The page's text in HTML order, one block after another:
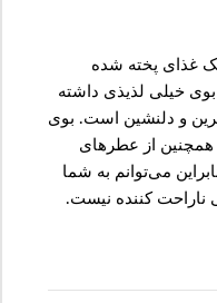
غذای پخته شده
خیلی لذیذی داشته
و دلنشین است. بوی
از عطرهای
می‌توانم به شما
ناراحت کننده نیست.